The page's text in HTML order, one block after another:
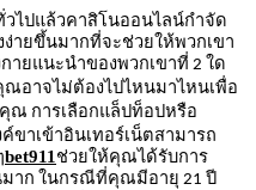
วไปแล้วคาสิโนออนไลน์กำจัด
ายขึ้นมากที่จะช่วยให้พวกเขา
ายแนะนำของพวกเขาที่ 2 ใด
อาจไม่ต้องไปไหนมาไหนเพื่อ
คุณ การเลือกแล็ปท็อปหรือ
ขาเข้าอินเทอร์เน็ตสามารถ
bet911 ช่วยให้คุณได้รับการ
าก ในกรณีที่คุณมีอายุ 21 ปี